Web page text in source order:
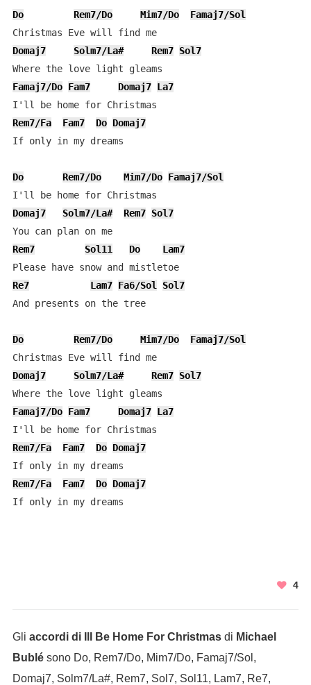
Do Rem7/Do Mim7/Do
Famaj7/Sol
Christmas Eve will find me
Domaj7
Solm7/La# Rem7 Sol7
Famaj7/Do Fam7 Domaj7 La7
Rem7/Fa
Fam7 Do Domaj7
If only in my dreams
Do Rem7/Do Mim7/Do Famaj7/Sol
Domaj7
Solm7/La# Rem7 Sol7
You can plan on me
Rem7
Sol11 Do
Lam7
Please have snow and mistletoe
Re7
Lam7 Fa6/Sol
Sol7
And presents on the tree
Do Rem7/Do Mim7/Do
Famaj7/Sol
Christmas Eve will find me
Domaj7
Solm7/La# Rem7 Sol7
Famaj7/Do Fam7 Domaj7 La7
Rem7/Fa
Fam7 Do Domaj7
Rem7/Fa
Fam7 Do Domaj7
If only in my dreams
4
Gli accordi di Ill Be Home For Christmasdi Michael
Bublésono Do, Rem7/Do, Mim7/Do, Famaj7/Sol,
Domaj7, Solm7/La#, Rem7, Sol7, Sol11, Lam7, Re7,